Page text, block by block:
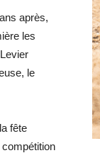
après,
les
le
fête
compétition